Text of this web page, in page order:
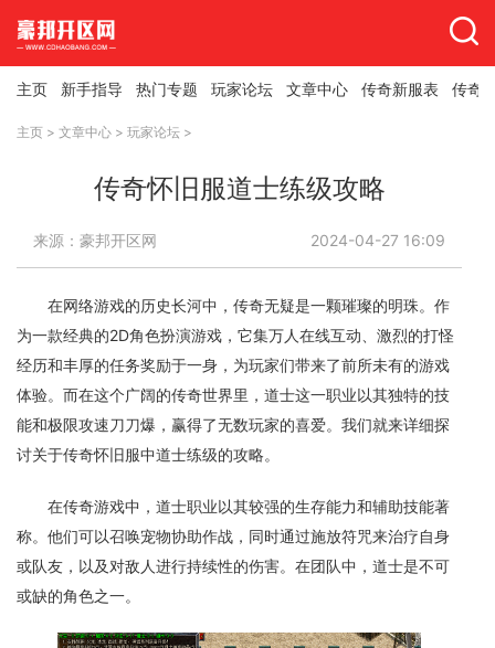
主页 新手指导 热门专题 玩家论坛 文章中心 传奇新服表 传奇
主页 > 文章中心 > 玩家论坛 >
传奇怀旧服道士练级攻略
来源：豪邦开区网 2024-04-27 16:09
在网络游戏的历史长河中，传奇无疑是一颗璀璨的明珠。作
为一款经典的2D角色扮演游戏，它集万人在线互动、激烈的打怪
经历和丰厚的任务奖励于一身，为玩家们带来了前所未有的游戏
体验。而在这个广阔的传奇世界里，道士这一职业以其独特的技
能和极限攻速刀刀爆，赢得了无数玩家的喜爱。我们就来详细探
讨关于传奇怀旧服中道士练级的攻略。
在传奇游戏中，道士职业以其较强的生存能力和辅助技能著
称。他们可以召唤宠物协助作战，同时通过施放符咒来治疗自身
或队友，以及对敌人进行持续性的伤害。在团队中，道士是不可
或缺的角色之一。